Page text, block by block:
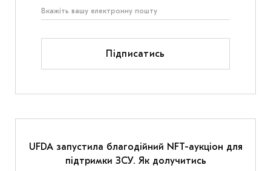
Підписатись
UFDA запустила благодійний NFT-аукціон для
підтримки ЗСУ. Як долучитись